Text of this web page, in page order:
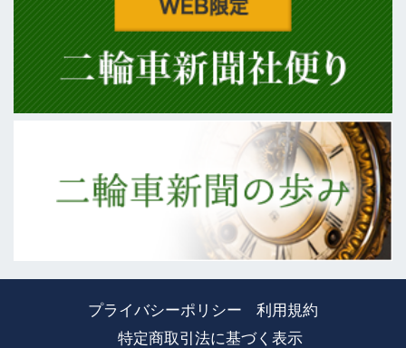
プライバシーポリシー
利用規約
特定商取引法に基づく表示